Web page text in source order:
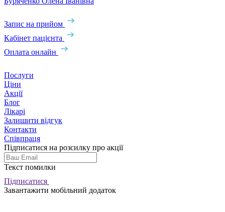
Запис на прийом
Кабінет пацієнта
Оплата онлайн
Послуги
Ціни
Акції
Блог
Лікарі
Залишити відгук
Контакти
Співпраця
Підписатися на розсилку про акції
Текст помилки
Підписатися
Завантажити мобільний додаток